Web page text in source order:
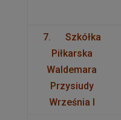
7. Szkółka
Piłkarska
Waldemara
Przysiudy
Września I